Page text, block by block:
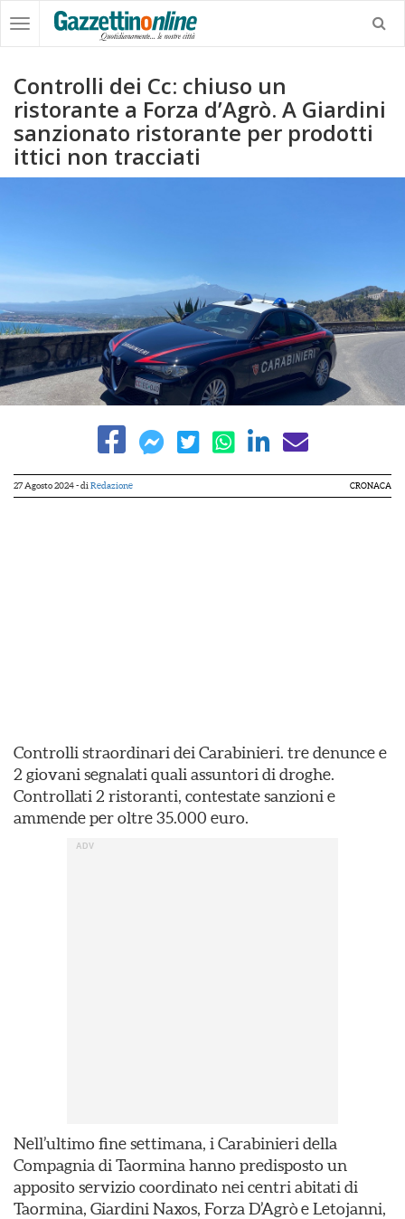
Controlli dei Cc: chiuso un
ristorante a Forza d’Agrò. A Giardini
sanzionato ristorante per prodotti
ittici non tracciati
27 Agosto 2024- di Redazione CRONACA
Controlli straordinari dei Carabinieri. tre denunce e
2 giovani segnalati quali assuntori di droghe.
Controllati 2 ristoranti, contestate sanzioni e
ammende per oltre 35.000 euro.
Nell’ultimo fine settimana, i Carabinieri della
Compagnia di Taormina hanno predisposto un
apposito servizio coordinato nei centri abitati di
Taormina, Giardini Naxos, Forza D’Agrò e Letojanni,